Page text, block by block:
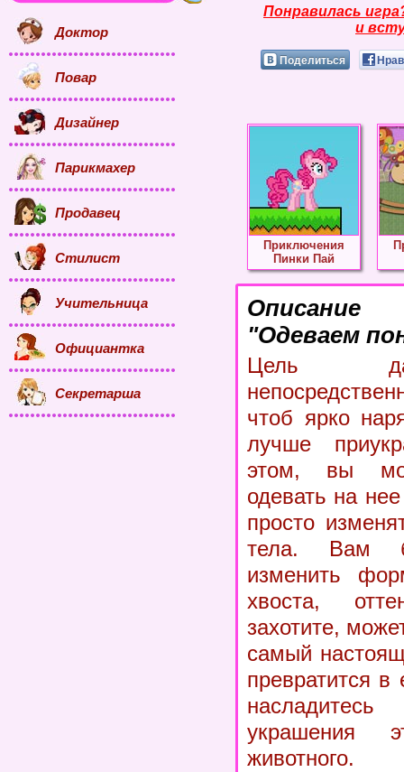
Понравилась
и
Поделиться
Приключения
Пинки Пай
"Одеваем
Цель
чтоб ярко
лучше
этом, вы
одевать на
просто
тела. Вам
изменить
хвоста,
захотите,
самый
превратится в
украшения
животного.
Доктор
Повар
Дизайнер
Парикмахер
Продавец
Стилист
Учительница
Официантка
Секретарша